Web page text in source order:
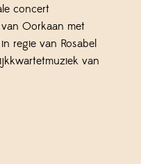
concert
Oorkaan met
regie van Rosabel
van